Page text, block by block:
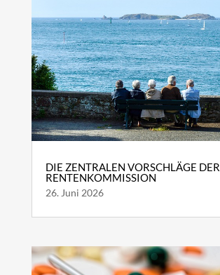
DIE ZENTRALEN VORSCHLÄGE DER
RENTENKOMMISSION
26. Juni 2026